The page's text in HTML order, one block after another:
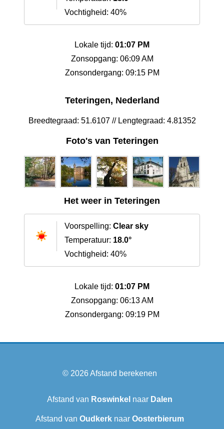
Vochtigheid: 40%
Lokale tijd: 01:07 PM
Zonsopgang: 06:09 AM
Zonsondergang: 09:15 PM
Teteringen, Nederland
Breedtegraad: 51.6107 // Lengtegraad: 4.81352
Foto's van Teteringen
Het weer in Teteringen
Voorspelling: Clear sky
Temperatuur: 18.0°
Vochtigheid: 40%
Lokale tijd: 01:07 PM
Zonsopgang: 06:13 AM
Zonsondergang: 09:19 PM
© 2026Afstand berekenen
Afstand van Roswinkel naar Dalen
Afstand van Oudkerknaar Oosterbierum